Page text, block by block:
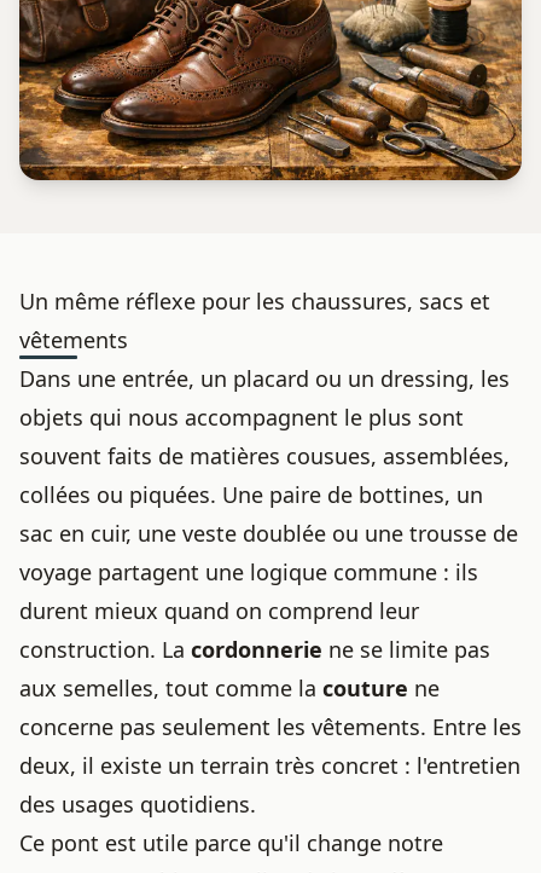
Un même réflexe pour les chaussures, sacs et
vêtements
Dans une entrée, un placard ou un dressing, les
objets qui nous accompagnent le plus sont
souvent faits de matières cousues, assemblées,
collées ou piquées. Une paire de bottines, un
sac en cuir, une veste doublée ou une trousse de
voyage partagent une logique commune : ils
durent mieux quand on comprend leur
construction. La cordonnerie ne se limite pas
aux semelles, tout comme la couture ne
concerne pas seulement les vêtements. Entre les
deux, il existe un terrain très concret : l'entretien
des usages quotidiens.
Ce pont est utile parce qu'il change notre